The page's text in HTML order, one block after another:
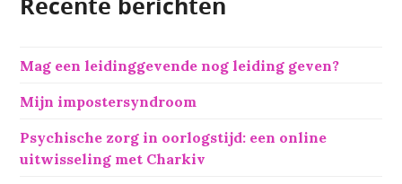
e
a
a
:
Mag een leidinggevende nog leiding geven?
Mijn impostersyndroom
Psychische zorg in oorlogstijd: een online
uitwisseling met Charkiv